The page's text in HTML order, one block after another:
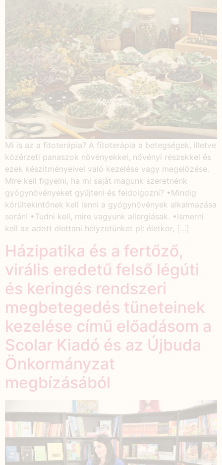
Mi is az a fitoterápia? A fitoterápia a betegségek, illetve
közérzeti panaszok növényekkel, növényi részekkel és
ezek készítményeivel való kezelése vagy megelőzése.
Mire kell figyelni, ha mi saját magunk szeretnénk
gyógynövényeket gyűjteni és feldolgozni? •Mindig
körültekintőnek kell lenni a gyógynövények alkalmazása
során! •Tudni kell, mire vagyunk allergiásak. •Ismerni
kell az adott élettani helyzetünket pl: életkor, […]
Házipatika és a fertőző,
virális eredetű felső légúti
és keringés rendszeri
megbetegedés tüneteinek
kezelése című előadásom a
Scolar Kiadó és az Újbuda
Önkormányzat
megbízásából